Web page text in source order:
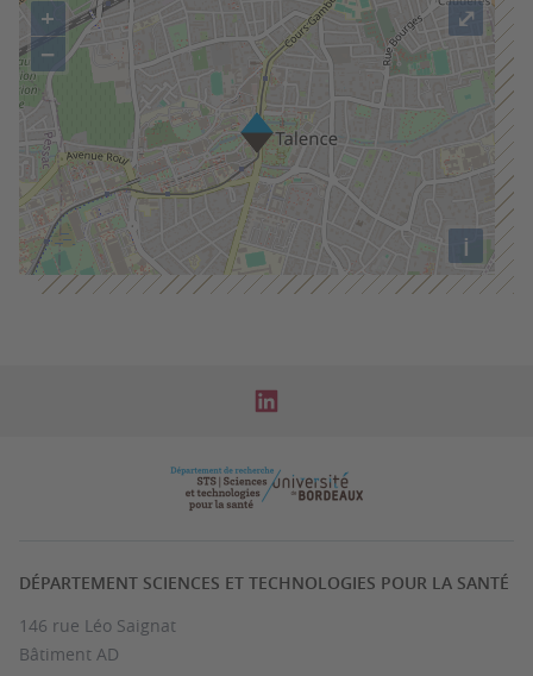
+
−
i
⤢
DÉPARTEMENT SCIENCES ET TECHNOLOGIES POUR LA SANTÉ
146 rue Léo Saignat
Bâtiment AD